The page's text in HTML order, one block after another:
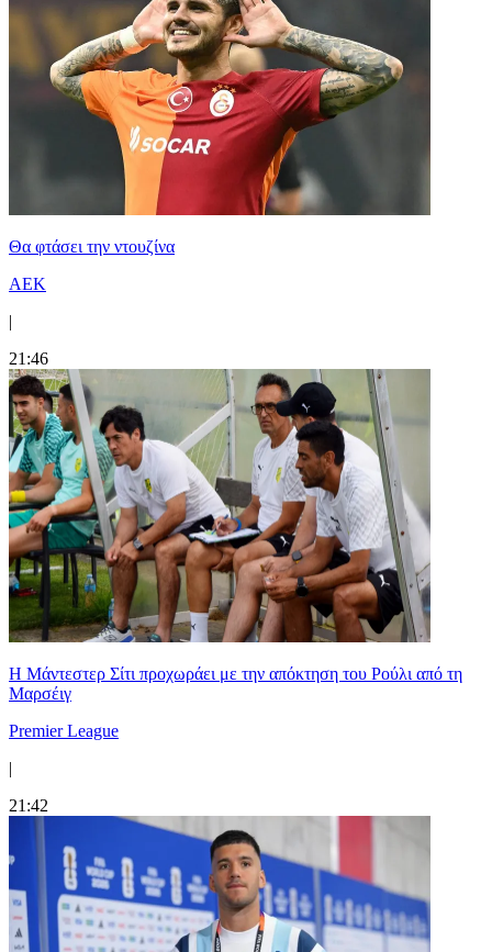
Θα φτάσει την ντουζίνα
ΑΕΚ
|
21:46
Η Μάντεστερ Σίτι προχωράει με την απόκτηση του Ρούλι από τη
Μαρσέιγ
Premier League
|
21:42